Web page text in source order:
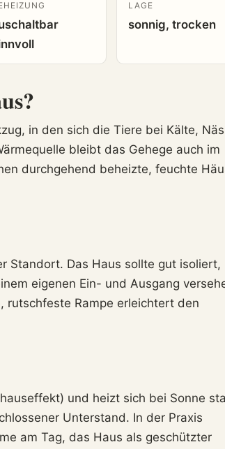
LAGE
sonnig, trocken
in den sich die Tiere bei Kälte,
bleibt das Gehege auch im
durchgehend beheizte, feuchte
Standort. Das Haus sollte gut isoliert,
eigenen Ein- und Ausgang
rutschfeste Rampe erleichtert den
und heizt sich bei Sonne
Unterstand. In der Praxis
am Tag, das Haus als geschützter